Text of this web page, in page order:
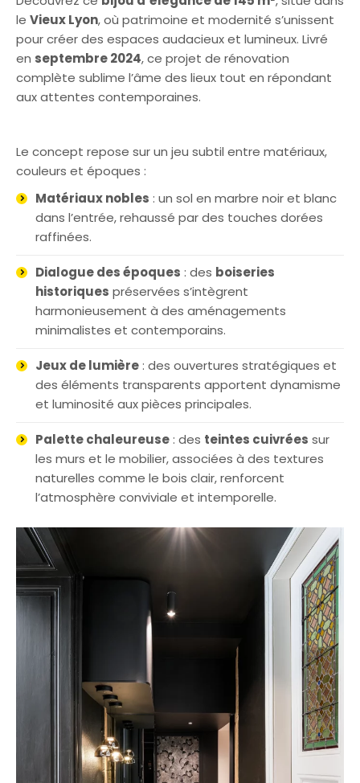
le Vieux Lyon, où patrimoine et modernité s’unissent
pour créer des espaces audacieux et lumineux. Livré
en septembre 2024, ce projet de rénovation
complète sublime l’âme des lieux tout en répondant
aux attentes contemporaines.
Le concept repose sur un jeu subtil entre matériaux,
couleurs et époques :
Matériaux nobles : un sol en marbre noir et blanc
dans l’entrée, rehaussé par des touches dorées
raffinées.
Dialogue des époques : des boiseries
historiques préservées s’intègrent
harmonieusement à des aménagements
minimalistes et contemporains.
Jeux de lumière: des ouvertures stratégiques et
des éléments transparents apportent dynamisme
et luminosité aux pièces principales.
Palette chaleureuse: des teintes cuivrées sur
les murs et le mobilier, associées à des textures
naturelles comme le bois clair, renforcent
l’atmosphère conviviale et intemporelle.